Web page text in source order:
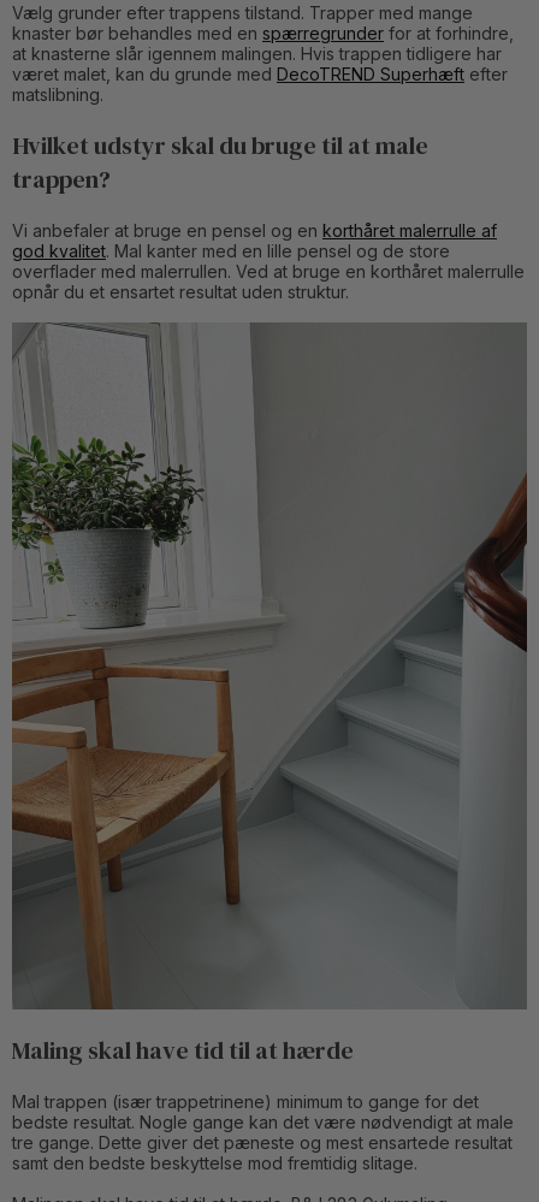
Vælg grunder efter trappens tilstand. Trapper med mange
knaster bør behandles med en spærregrunder for at forhindre,
at knasterne slår igennem malingen. Hvis trappen tidligere har
været malet, kan du grunde med DecoTREND Superhæft efter
matslibning.
Hvilket udstyr skal du bruge til at male
trappen?
Vi anbefaler at bruge en pensel og en korthåret malerrulle af
god kvalitet. Mal kanter med en lille pensel og de store
overflader med malerrullen. Ved at bruge en korthåret malerrulle
opnår du et ensartet resultat uden struktur.
Maling skal have tid til at hærde
Mal trappen (især trappetrinene) minimum to gange for det
bedste resultat. Nogle gange kan det være nødvendigt at male
tre gange. Dette giver det pæneste og mest ensartede resultat
samt den bedste beskyttelse mod fremtidig slitage.